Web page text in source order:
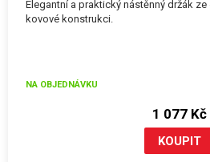
Elegantní a praktický nástěnný držák
kovové konstrukci.
NA OBJEDNÁVKU
1 077 Kč